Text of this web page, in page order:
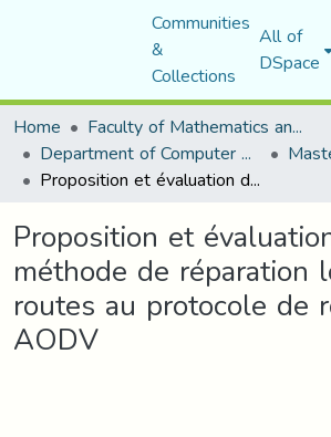
Communities
&
Collections
All of
DSpace
Home
Faculty of Mathematics and Computer Science
Department of Computer Science
Proposition et évaluation d'une méthode de réparation locale des routes au protocole de routage AODV
Proposition et
méthode de réparation
routes au protocole de
AODV